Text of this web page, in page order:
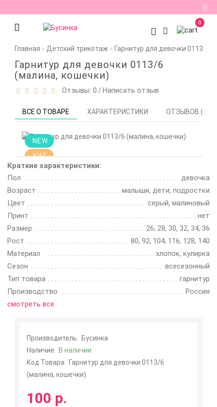
Регистрация
Авторизация
закладки
Сравнение
0
Главная Детский трикотаж Гарнитур для девочки 0113/6
Гарнитур для девочки 0113/6
(малина, кошечки)
Отзывы: 0 /Написать отзыв
ВСЕ О ТОВАРЕ ХАРАКТЕРИСТИКИ ОТЗЫВОВ (0)
NEW
ХИТ
Цена снижена!
Краткие характеристики:
Пол
девочка
Возраст
малыши, дети, подростки
Цвет
серый, малиновый
Принт
нет
Размер
26, 28, 30, 32, 34, 36
Рост
80, 92, 104, 116, 128, 140
Материал
хлопок, кулирка
Сезон
всесезонный
Тип товара
гарнитур
Производство
Россия
смотреть все
Производитель: Бусинка
Наличие: В наличии
Код Товара: Гарнитур для девочки 0113/6
(малина, кошечки)
100 р.